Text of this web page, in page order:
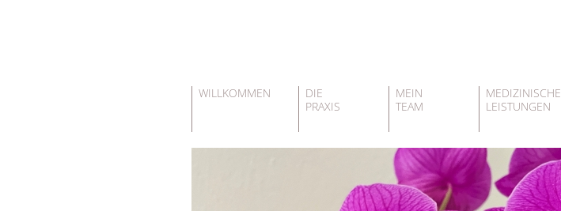
WILLKOMMEN
DIE
PRAXIS
MEIN
TEAM
MEDIZINISCHE
LEISTUNGEN